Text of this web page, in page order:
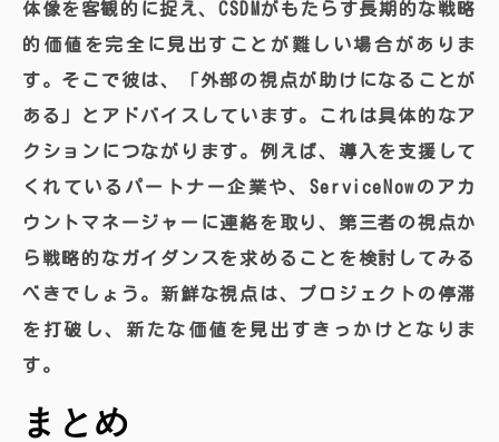
体像を客観的に捉え、CSDMがもたらす長期的な戦略
的価値を完全に見出すことが難しい場合がありま
す。そこで彼は、「外部の視点が助けになることが
ある」とアドバイスしています。これは具体的なア
クションにつながります。例えば、導入を支援して
くれているパートナー企業や、ServiceNowのアカ
ウントマネージャーに連絡を取り、第三者の視点か
ら戦略的なガイダンスを求めることを検討してみる
べきでしょう。新鮮な視点は、プロジェクトの停滞
を打破し、新たな価値を見出すきっかけとなりま
す。
まとめ